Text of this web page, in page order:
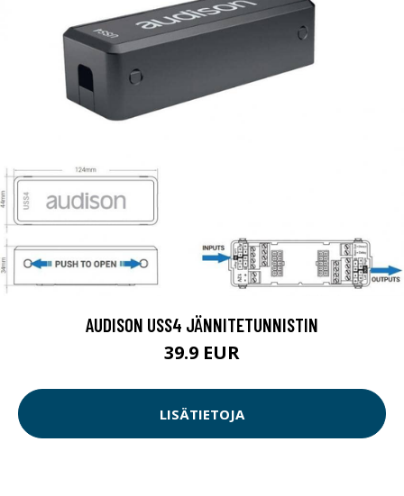
AUDISON USS4 JÄNNITETUNNISTIN
39.9 EUR
LISÄTIETOJA